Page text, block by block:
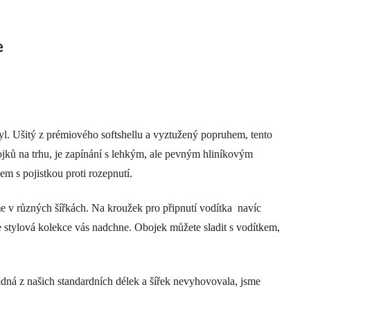
Ušitý z prémiového softshellu a vyztužený popruhem, tento
na trhu, je zapínání s lehkým, ale pevným hliníkovým
s pojistkou proti rozepnutí.
v různých šířkách. Na kroužek pro připnutí vodítka navíc
kolekce vás nadchne. Obojek můžete sladit s vodítkem,
z našich standardních délek a šířek nevyhovovala, jsme